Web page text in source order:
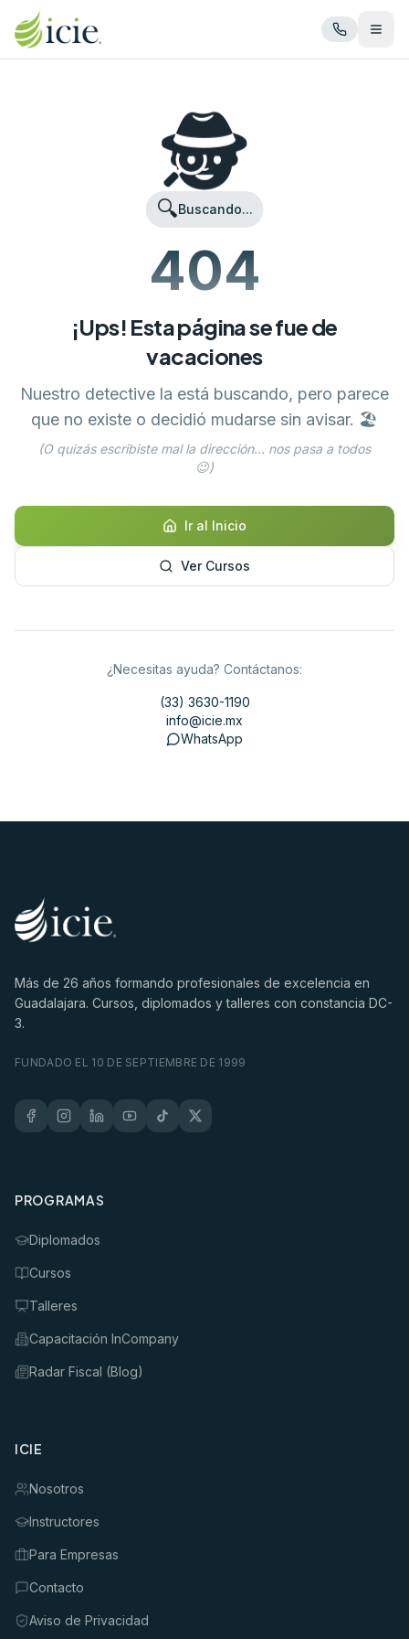
Abrir
🕵️
🔍Buscando...
404
¡Ups! Esta página se fue de
vacaciones
Nuestro detective la está buscando, pero parece
que no existe o decidió mudarse sin avisar. 🏖️
(O quizás escribiste mal la dirección... nos pasa a todos
😉)
Ir al Inicio
Ver Cursos
¿Necesitas ayuda? Contáctanos:
(33) 3630-1190
info@icie.mx
WhatsApp
Más de 26 años formando profesionales de excelencia en
Guadalajara. Cursos, diplomados y talleres con constancia DC-
3.
FUNDADO EL 10 DE SEPTIEMBRE DE 1999
PROGRAMAS
Diplomados
Cursos
Talleres
Capacitación InCompany
Radar Fiscal (Blog)
ICIE
Nosotros
Instructores
Para Empresas
Contacto
Aviso de Privacidad